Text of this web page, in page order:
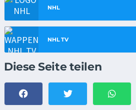
NHL
NHL TV
Diese Seite teilen